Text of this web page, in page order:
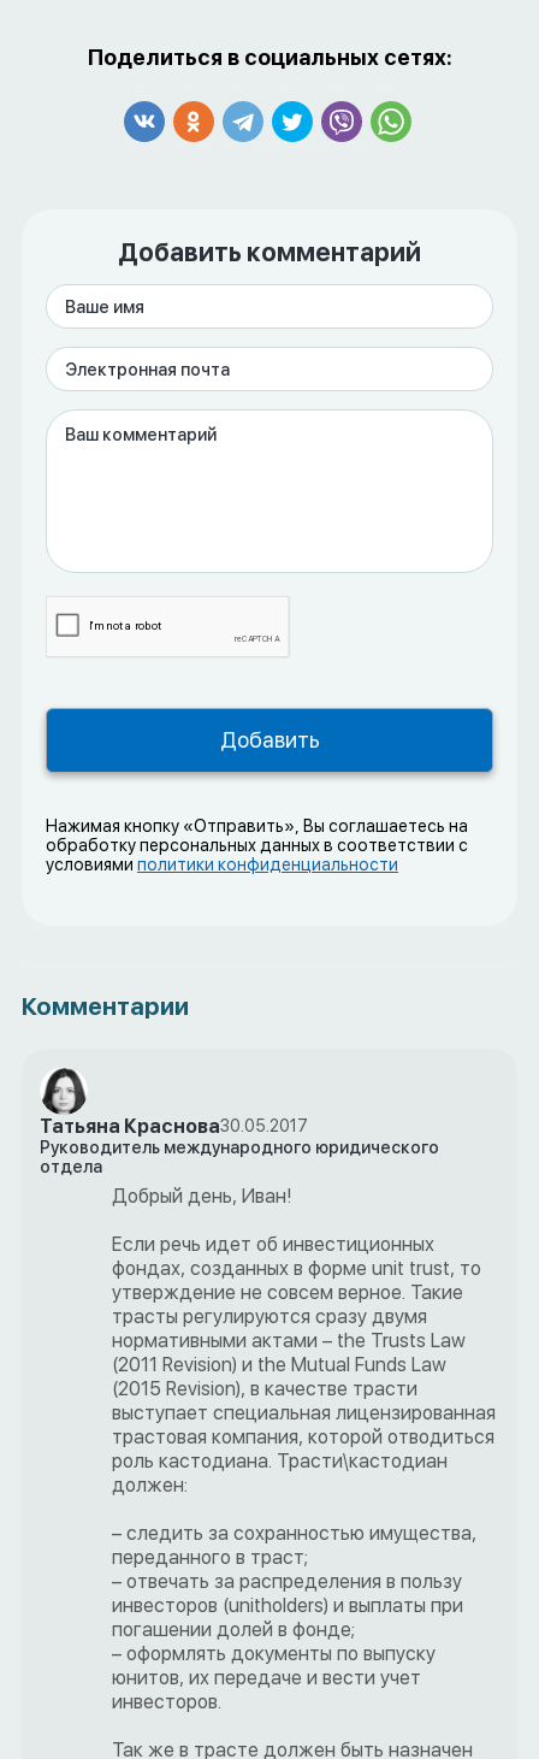
Поделиться в социальных сетях:
Добавить комментарий
Нажимая кнопку «Отправить», Вы соглашаетесь на
обработку персональных данных в соответствии с
условиями политики конфиденциальности
Комментарии
Татьяна Краснова30.05.2017
Руководитель международного юридического
отдела
Добрый день, Иван!
Если речь идет об инвестиционных
фондах, созданных в форме unit trust, то
утверждение не совсем верное. Такие
трасты регулируются сразу двумя
нормативными актами – the Trusts Law
(2011 Revision) и the Mutual Funds Law
(2015 Revision), в качестве трасти
выступает специальная лицензированная
трастовая компания, которой отводиться
роль кастодиана. Трасти\кастодиан
должен:
– следить за сохранностью имущества,
переданного в траст;
– отвечать за распределения в пользу
инвесторов (unitholders) и выплаты при
погашении долей в фонде;
– оформлять документы по выпуску
юнитов, их передаче и вести учет
инвесторов.
Так же в трасте должен быть назначен